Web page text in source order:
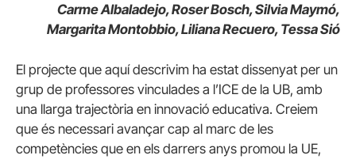
Carme Albaladejo, Roser Bosch, Silvia Maymó,
Margarita Montobbio, Liliana Recuero, Tessa Sió
El projecte que aquí descrivim ha estat dissenyat per un
grup de professores vinculades a l’ICE de la UB, amb
una llarga trajectòria en innovació educativa. Creiem
que és necessari avançar cap al marc de les
competències que en els darrers anys promou la UE,